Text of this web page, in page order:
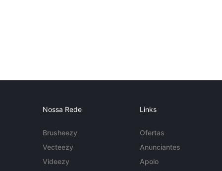
Nossa Rede
Brusheezy
Vecteezy
Videezy
Links
Ofertas
Anunciantes
Apoio